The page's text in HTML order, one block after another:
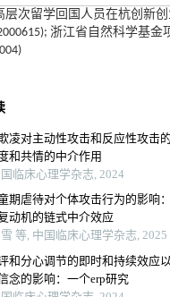
层次留学回国人员在杭创新创
浙江省自然科学基金